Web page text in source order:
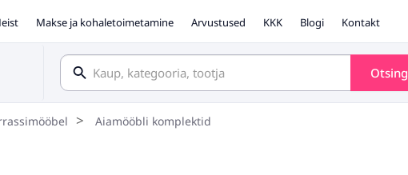
Makse ja kohaletoimetamine Arvustused KKK Blogi Kontakt
Otsing
Aiamööbli komplektid